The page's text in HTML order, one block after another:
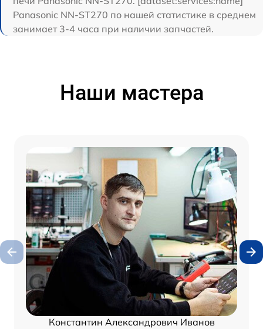
Panasonic NN-ST270 по нашей статистике в среднем
занимает 3-4 часа при наличии запчастей.
Наши мастера
Константин Александрович Иванов